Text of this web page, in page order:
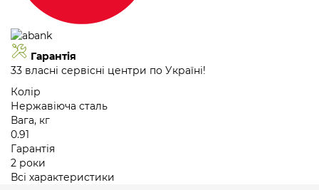
Гарантія
33 власні сервісні центри по Україні!
Колір
Нержавіюча сталь
Вага, кг
0.91
Гарантія
2 роки
Всі характеристики